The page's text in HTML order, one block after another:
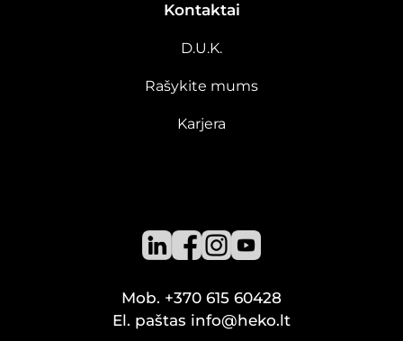
Kontaktai
D.U.K.
Rašykite mums
Karjera
Mob. +370 615 60428
El. paštas info@heko.lt